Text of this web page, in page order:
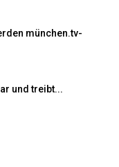
münchen.tv-
und treibt...